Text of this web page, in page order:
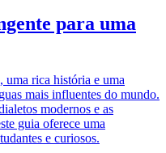
para uma
uma rica história e uma
mais influentes do mundo.
modernos e as
guia oferece uma
e curiosos.